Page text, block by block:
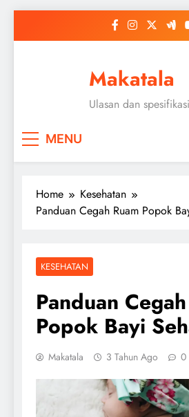
Makatala
Ulasan dan
MENU
Home
Kesehatan
Panduan Cegah Ruam Popok
KESEHATAN
Panduan
Popok Bayi
Makatala 3 Tahun Ago 0